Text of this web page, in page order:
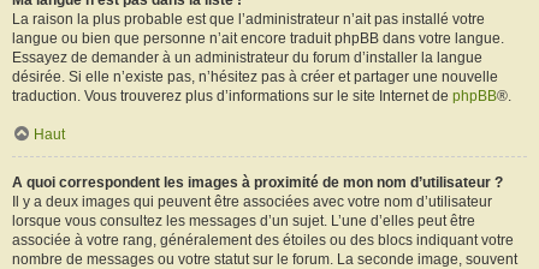
La raison la plus probable est que l’administrateur n’ait pas installé votre
langue ou bien que personne n’ait encore traduit phpBB dans votre langue.
Essayez de demander à un administrateur du forum d’installer la langue
désirée. Si elle n’existe pas, n’hésitez pas à créer et partager une nouvelle
traduction. Vous trouverez plus d’informations sur le site Internet de phpBB®.
Haut
A quoi correspondent les images à proximité de mon nom d’utilisateur ?
Il y a deux images qui peuvent être associées avec votre nom d’utilisateur
lorsque vous consultez les messages d’un sujet. L’une d’elles peut être
associée à votre rang, généralement des étoiles ou des blocs indiquant votre
nombre de messages ou votre statut sur le forum. La seconde image, souvent